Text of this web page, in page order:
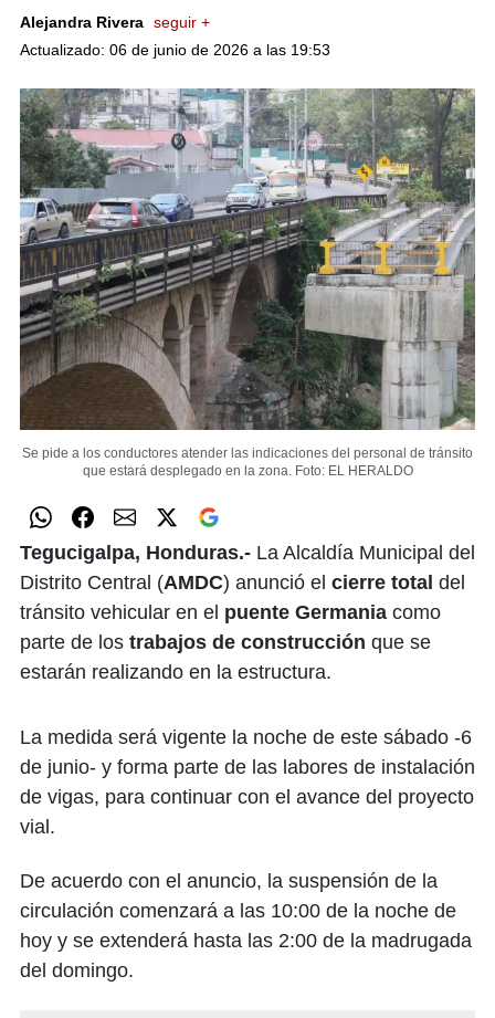
Alejandra Rivera seguir +
Actualizado: 06 de junio de 2026 a las 19:53
Se pide a los conductores atender las indicaciones del personal de tránsito
que estará desplegado en la zona. Foto: EL HERALDO
Tegucigalpa, Honduras.- La Alcaldía Municipal del
Distrito Central (AMDC) anunció el cierre total del
tránsito vehicular en el puente Germania como
parte de los trabajos de construcción que se
estarán realizando en la estructura.
La medida será vigente la noche de este sábado -6
de junio- y forma parte de las labores de instalación
de vigas, para continuar con el avance del proyecto
vial.
De acuerdo con el anuncio, la suspensión de la
circulación comenzará a las 10:00 de la noche de
hoy y se extenderá hasta las 2:00 de la madrugada
del domingo.